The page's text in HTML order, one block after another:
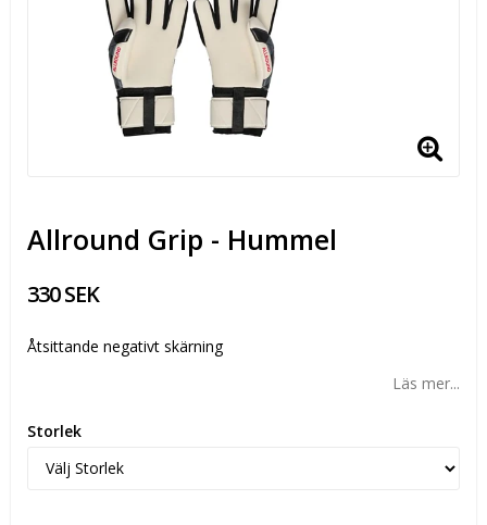
Allround Grip - Hummel
330 SEK
Åtsittande negativt skärning
Läs mer...
Storlek